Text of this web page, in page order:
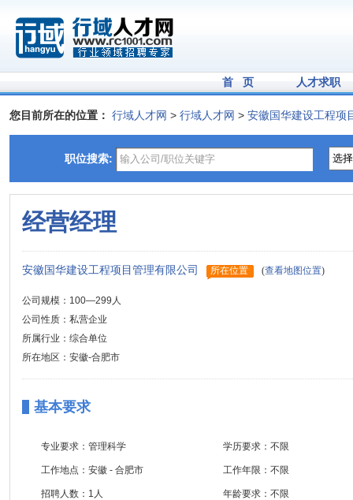
首 页 人才求职
您目前所在的位置： 行域人才网 > 行域人才网 > 安徽国华建设工程项
职位搜索:
经营经理
安徽国华建设工程项目管理有限公司 所在位置 (查看地图位置)
公司规模：100—299人
公司性质：私营企业
所属行业：综合单位
所在地区：安徽-合肥市
基本要求
专业要求： 管理科学 学历要求： 不限
工作地点： 安徽 - 合肥市 工作年限： 不限
招聘人数： 1人 年龄要求： 不限